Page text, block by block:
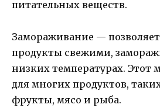
питательных веществ.
Замораживание —
продукты свежими,
низких температурах. Этот
для многих продуктов,
фрукты, мясо и рыба.